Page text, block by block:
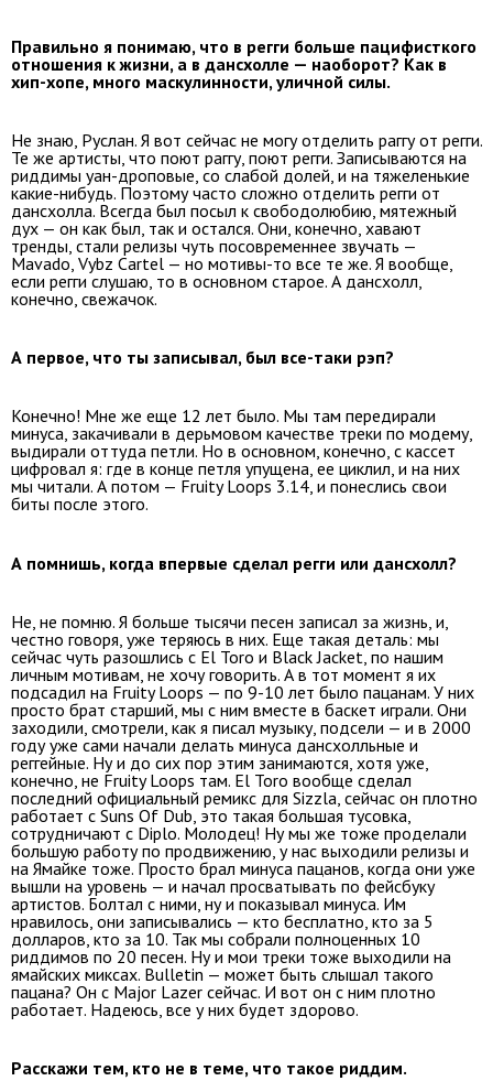
Правильно я понимаю, что в регги больше пацифисткого
отношения к жизни, а в дансхолле — наоборот? Как в
хип-хопе, много маскулинности, уличной силы.
Не знаю, Руслан. Я вот сейчас не могу отделить раггу от регги.
Те же артисты, что поют раггу, поют регги. Записываются на
риддимы уан-дроповые, со слабой долей, и на тяжеленькие
какие-нибудь. Поэтому часто сложно отделить регги от
дансхолла. Всегда был посыл к свободолюбию, мятежный
дух — он как был, так и остался. Они, конечно, хавают
тренды, стали релизы чуть посовременнее звучать —
Mavado, Vybz Cartel — но мотивы-то все те же. Я вообще,
если регги слушаю, то в основном старое. А дансхолл,
конечно, свежачок.
А первое, что ты записывал, был все-таки рэп?
Конечно! Мне же еще 12 лет было. Мы там передирали
минуса, закачивали в дерьмовом качестве треки по модему,
выдирали оттуда петли. Но в основном, конечно, с кассет
цифровал я: где в конце петля упущена, ее циклил, и на них
мы читали. А потом — Fruity Loops 3.14, и понеслись свои
биты после этого.
А помнишь, когда впервые сделал регги или дансхолл?
Не, не помню. Я больше тысячи песен записал за жизнь, и,
честно говоря, уже теряюсь в них. Еще такая деталь: мы
сейчас чуть разошлись с El Toro и Black Jacket, по нашим
личным мотивам, не хочу говорить. А в тот момент я их
подсадил на Fruity Loops — по 9-10 лет было пацанам. У них
просто брат старший, мы с ним вместе в баскет играли. Они
заходили, смотрели, как я писал музыку, подсели — и в 2000
году уже сами начали делать минуса дансхолльные и
реггейные. Ну и до сих пор этим занимаются, хотя уже,
конечно, не Fruity Loops там. El Toro вообще сделал
последний официальный ремикс для Sizzla, сейчас он плотно
работает с Suns Of Dub, это такая большая тусовка,
сотрудничают с Diplo. Молодец! Ну мы же тоже проделали
большую работу по продвижению, у нас выходили релизы и
на Ямайке тоже. Просто брал минуса пацанов, когда они уже
вышли на уровень — и начал просватывать по фейсбуку
артистов. Болтал с ними, ну и показывал минуса. Им
нравилось, они записывались — кто бесплатно, кто за 5
долларов, кто за 10. Так мы собрали полноценных 10
риддимов по 20 песен. Ну и мои треки тоже выходили на
ямайских миксах. Bulletin — может быть слышал такого
пацана? Он с Major Lazer сейчас. И вот он с ним плотно
работает. Надеюсь, все у них будет здорово.
Расскажи тем, кто не в теме, что такое риддим.